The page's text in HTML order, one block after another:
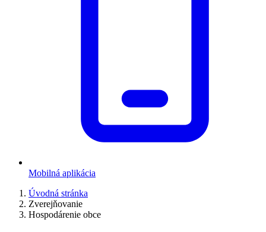
Mobilná aplikácia
Úvodná stránka
Zverejňovanie
Hospodárenie obce